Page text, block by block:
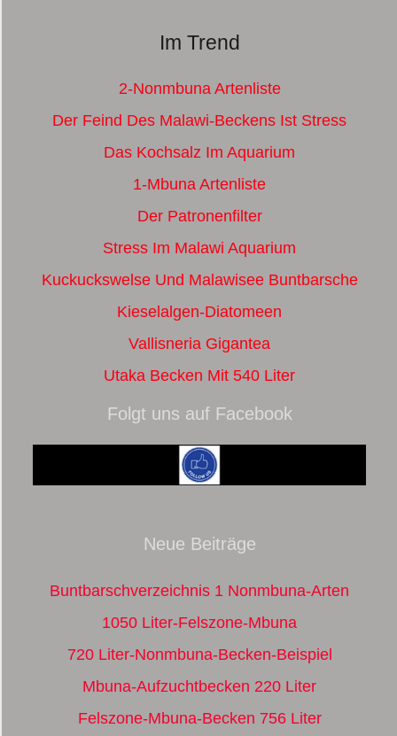
Im Trend
2-Nonmbuna Artenliste
Der Feind Des Malawi-Beckens Ist Stress
Das Kochsalz Im Aquarium
1-Mbuna Artenliste
Der Patronenfilter
Stress Im Malawi Aquarium
Kuckuckswelse Und Malawisee Buntbarsche
Kieselalgen-Diatomeen
Vallisneria Gigantea
Utaka Becken Mit 540 Liter
Folgt uns auf Facebook
Neue Beiträge
Buntbarschverzeichnis 1 Nonmbuna-Arten
1050 Liter-Felszone-Mbuna
720 Liter-Nonmbuna-Becken-Beispiel
Mbuna-Aufzuchtbecken 220 Liter
Felszone-Mbuna-Becken 756 Liter